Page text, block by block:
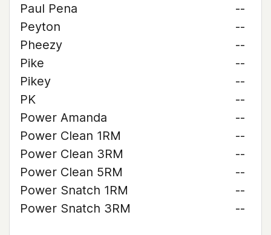
Paul Pena
--
Peyton
--
Pheezy
--
Pike
--
Pikey
--
PK
--
Power Amanda
--
Power Clean 1RM
--
Power Clean 3RM
--
Power Clean 5RM
--
Power Snatch 1RM
--
Power Snatch 3RM
--